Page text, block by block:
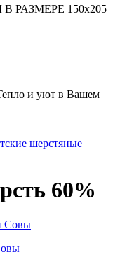
150х205
и уют в Вашем
шерстяные
60%